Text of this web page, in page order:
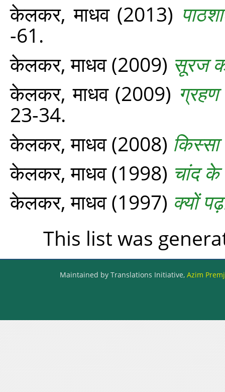
केलकर, माधव(2013)
-61.
केलकर, माधव(2009) सूरज
केलकर, माधव(2009)
23-34.
केलकर, माधव(2008)
केलकर, माधव(1998) चांद
केलकर, माधव(1997) क्यों
This list was
Maintained by Translations Initiative, Azim